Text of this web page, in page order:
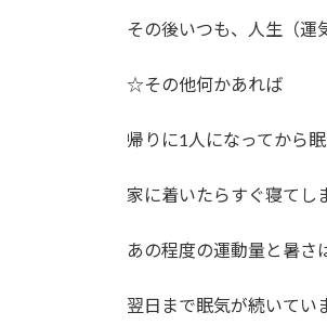
その後いつも、人生（運
☆その他何かあれば
帰りに1人になってから眠
家に着いたらすぐ寝てし
あの程度の運動量と暑さ
翌日まで眠気が続いてい